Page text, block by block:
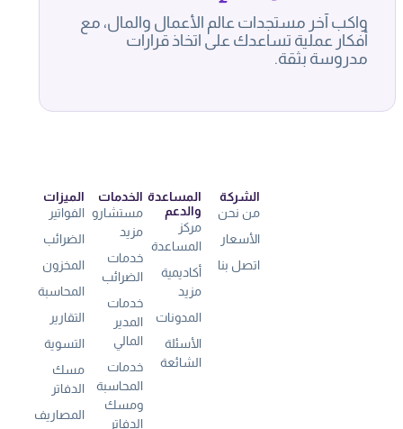
واكب آخر مستجدات عالم الأعمال والمال، مع
أفكار عملية تساعدك على اتخاذ قرارات
مدروسة بثقة.
الميزات
الفواتير
الضرائب
المخزون
المحاسبة
التقارير
التسوية
مسك
الدفاتر
المصاريف
الخدمات
مستشارو
مزيد
خدمات
الضرائب
خدمات
المدير
المالي
خدمات
المحاسبة
ومسك
الدفاتر
المساعدة
والدعم
مركز
المساعدة
أكاديمية
مزيد
المدونات
الأسئلة
الشائعة
الشركة
من نحن
الأسعار
اتصل بنا